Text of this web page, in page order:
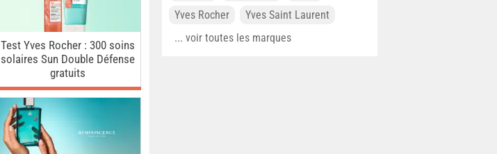
Test Yves Rocher : 300 soins
solaires Sun Double Défense
gratuits
Yves Rocher
Yves Saint Laurent
... voir toutes les marques